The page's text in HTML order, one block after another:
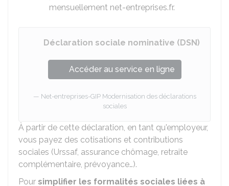
mensuellement net-entreprises.fr.
Déclaration sociale nominative (DSN)
Accéder au service en ligne
Net-entreprises-GIP Modernisation des déclarations
sociales
À partir de cette déclaration, en tant qu'employeur,
vous payez des cotisations et contributions
sociales (Urssaf, assurance chômage, retraite
complémentaire, prévoyance…).
Pour simplifier les formalités sociales liées à